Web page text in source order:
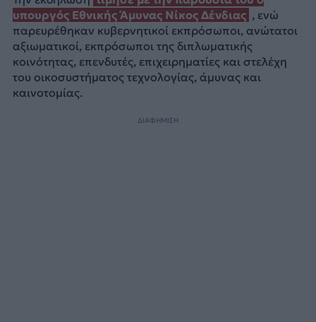
υπουργός Εθνικής Άμυνας Νίκος Δένδιας , ενώ
παρευρέθηκαν κυβερνητικοί εκπρόσωποι, ανώτατοι
αξιωματικοί, εκπρόσωποι της διπλωματικής
κοινότητας, επενδυτές, επιχειρηματίες και στελέχη
του οικοσυστήματος τεχνολογίας, άμυνας και
καινοτομίας.
ΔΙΑΦΗΜΙΣΗ